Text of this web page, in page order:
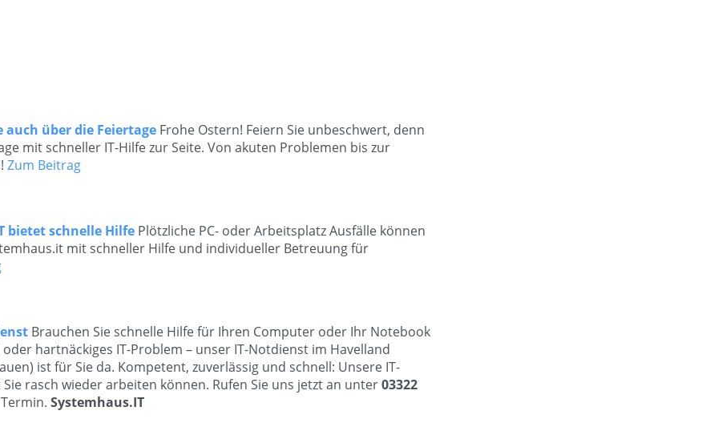
über die Feiertage Frohe Ostern! Feiern Sie unbeschwert, denn
mit schneller IT-Hilfe zur Seite. Von akuten Problemen bis zur
Zum Beitrag
bietet schnelle Hilfe Plötzliche PC- oder Arbeitsplatz Ausfälle können
mit schneller Hilfe und individueller Betreuung für
Brauchen Sie schnelle Hilfe für Ihren Computer oder Ihr Notebook
hartnäckiges IT-Problem – unser IT-Notdienst im Havelland
ist für Sie da. Kompetent, zuverlässig und schnell: Unsere IT-
rasch wieder arbeiten können. Rufen Sie uns jetzt an unter03322
Systemhaus.IT